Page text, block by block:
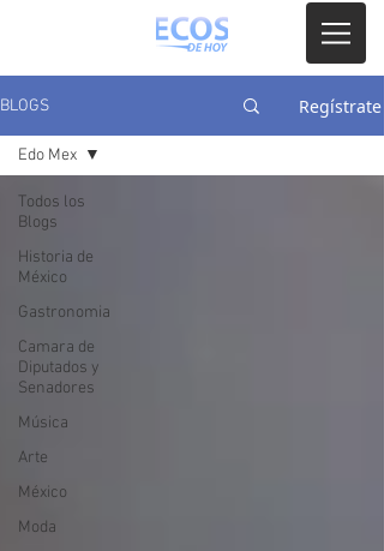
BLOGS Regístrate
Todos los
Blogs
Historia de
México
Gastronomia
Camara de
Diputados y
Senadores
Música
Arte
México
Moda
Edo Mex